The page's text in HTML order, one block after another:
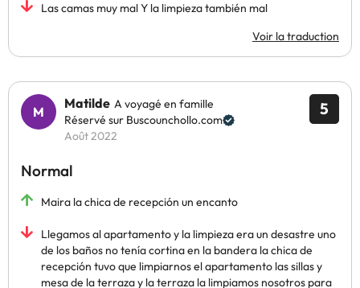
Las camas muy mal Y la limpieza también mal
Voir la traduction
5
Matilde A voyagé en famille
Réservé sur Buscounchollo.com
Août 2022
Normal
Maira la chica de recepción un encanto
Llegamos al apartamento y la limpieza era un desastre uno
de los baños no tenía cortina en la bandera la chica de
recepción tuvo que limpiarnos el apartamento las sillas y
mesa de la terraza y la terraza la limpiamos nosotros para